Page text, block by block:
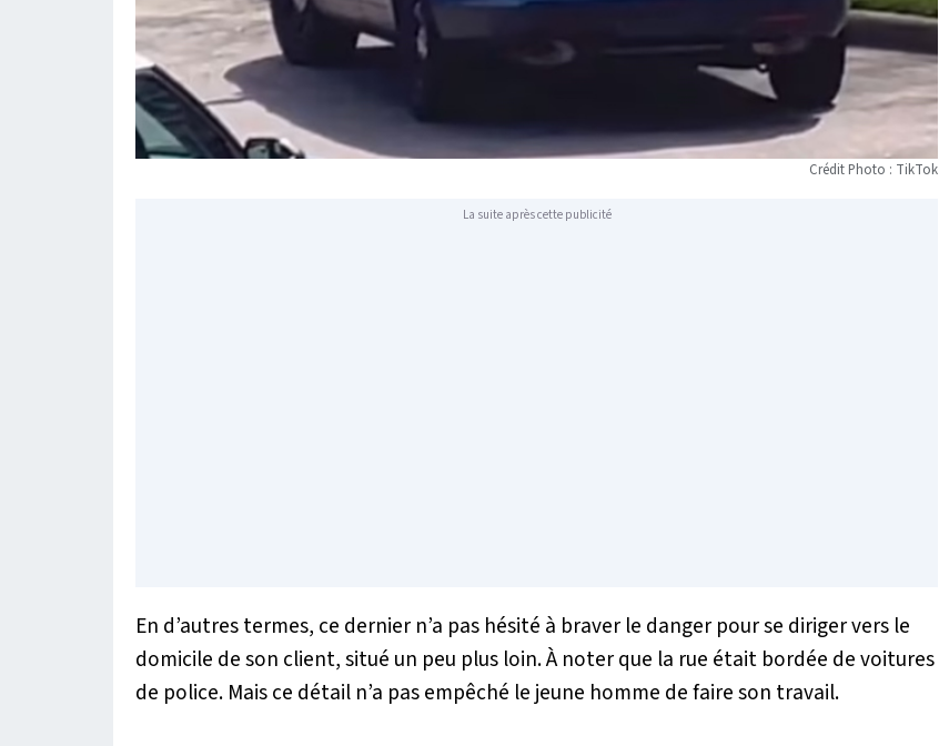
Crédit Photo : TikTok
La suite après cette publicité
En d’autres termes, ce dernier n’a pas hésité à braver le danger pour se diriger vers le
domicile de son client, situé un peu plus loin. À noter que la rue était bordée de voitures
de police. Mais ce détail n’a pas empêché le jeune homme de faire son travail.